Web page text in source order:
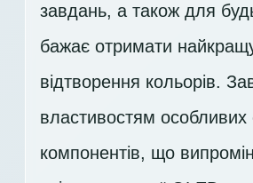
завдань, а також для
бажає отримати
відтворення кольорів.
властивостям особливих
компонентів, що